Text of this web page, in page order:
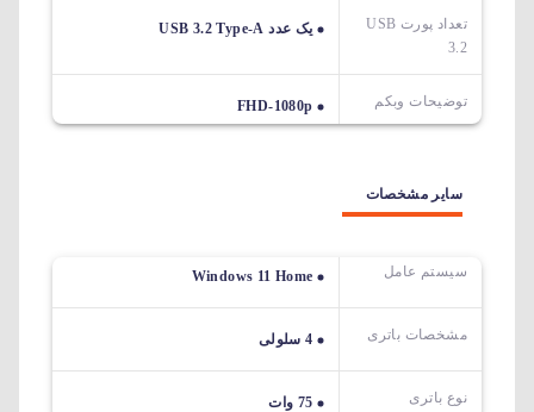
تعداد پورت USB
3.2
یک عدد USB 3.2 Type-A
توضیحات وبکم FHD-1080p
سایر مشخصات
سیستم عامل Windows 11 Home
مشخصات باتری 4 سلولی
نوع باتری 75 وات